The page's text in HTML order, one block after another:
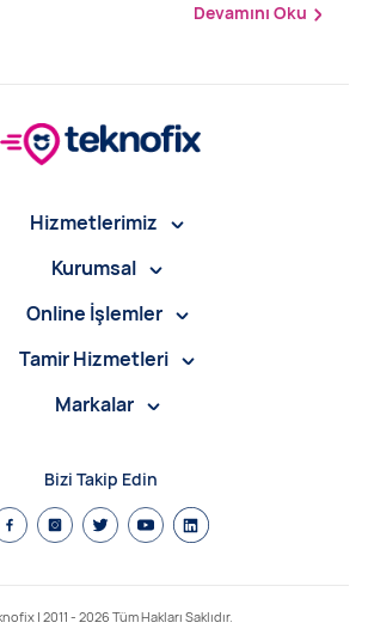
Devamını Oku
Hizmetlerimiz
Kurumsal
Online İşlemler
Tamir Hizmetleri
Markalar
Bizi Takip Edin
| 2011 -2026 Tüm Hakları Saklıdır.